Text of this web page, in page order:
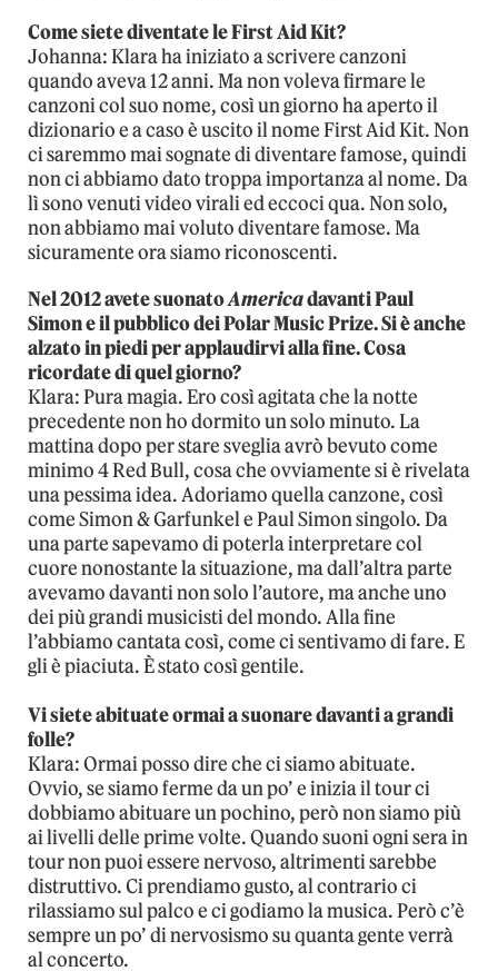
Come siete diventate le First Aid Kit?
Johanna: Klara ha iniziato a scrivere canzoni
quando aveva 12 anni. Ma non voleva firmare le
canzoni col suo nome, così un giorno ha aperto il
dizionario e a caso è uscito il nome First Aid Kit. Non
ci saremmo mai sognate di diventare famose, quindi
non ci abbiamo dato troppa importanza al nome. Da
lì sono venuti video virali ed eccoci qua. Non solo,
non abbiamo mai voluto diventare famose. Ma
sicuramente ora siamo riconoscenti.
Nel 2012 avete suonatoAmericadavanti Paul
Simon e il pubblico dei Polar Music Prize. Si è anche
alzato in piedi per applaudirvi alla fine. Cosa
ricordate di quel giorno?
Klara: Pura magia. Ero così agitata che la notte
precedente non ho dormito un solo minuto. La
mattina dopo per stare sveglia avrò bevuto come
minimo 4 Red Bull, cosa che ovviamente si è rivelata
una pessima idea. Adoriamo quella canzone, così
come Simon & Garfunkel e Paul Simon singolo. Da
una parte sapevamo di poterla interpretare col
cuore nonostante la situazione, ma dall’altra parte
avevamo davanti non solo l’autore, ma anche uno
dei più grandi musicisti del mondo. Alla fine
l’abbiamo cantata così, come ci sentivamo di fare. E
gli è piaciuta. È stato così gentile.
Vi siete abituate ormai a suonare davanti a grandi
folle?
Klara: Ormai posso dire che ci siamo abituate.
Ovvio, se siamo ferme da un po’ e inizia il tour ci
dobbiamo abituare un pochino, però non siamo più
ai livelli delle prime volte. Quando suoni ogni sera in
tour non puoi essere nervoso, altrimenti sarebbe
distruttivo. Ci prendiamo gusto, al contrario ci
rilassiamo sul palco e ci godiamo la musica. Però c’è
sempre un po’ di nervosismo su quanta gente verrà
al concerto.